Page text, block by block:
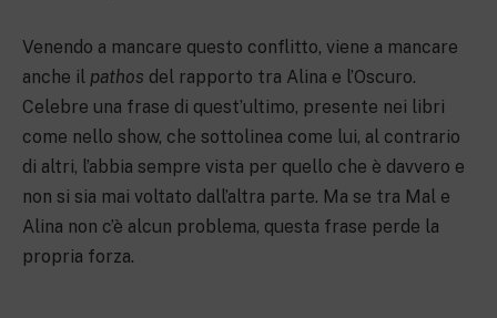
Venendo a mancare questo conflitto, viene a mancare
anche il pathos del rapporto tra Alina e l’Oscuro.
Celebre una frase di quest’ultimo, presente nei libri
come nello show, che sottolinea come lui, al contrario
di altri, l’abbia sempre vista per quello che è davvero e
non si sia mai voltato dall’altra parte. Ma se tra Mal e
Alina non c’è alcun problema, questa frase perde la
propria forza.